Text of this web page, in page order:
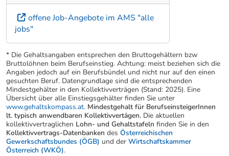
offene Job-Angebote im AMS "alle
jobs"
* Die Gehaltsangaben entsprechen den Bruttogehältern bzw
Bruttolöhnen beim Berufseinstieg. Achtung: meist beziehen sich die
Angaben jedoch auf ein Berufsbündel und nicht nur auf den einen
gesuchten Beruf. Datengrundlage sind die entsprechenden
Mindestgehälter in den Kollektivverträgen (Stand: 2025). Eine
Übersicht über alle Einstiegsgehälter finden Sie unter
www.gehaltskompass.at. Mindestgehalt für BerufseinsteigerInnen
lt. typisch anwendbaren Kollektivvertägen. Die aktuellen
kollektivvertraglichen Lohn- und Gehaltstafeln finden Sie in den
Kollektivvertrags-Datenbanken des Österreichischen
Gewerkschaftsbundes (ÖGB) und der Wirtschaftskammer
Österreich (WKÖ).